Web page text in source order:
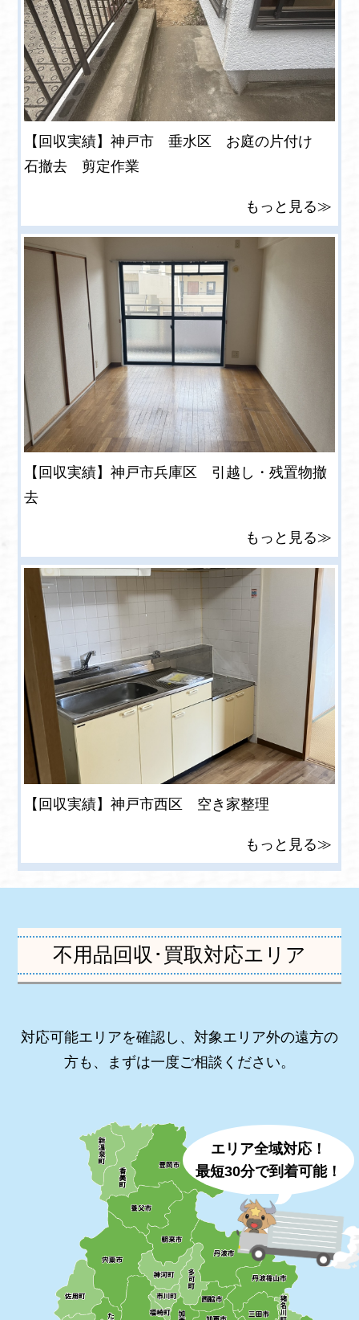
【回収実績】神戸市 垂水区 お庭の片付け
石撤去 剪定作業
もっと見る≫
【回収実績】神戸市兵庫区 引越し・残置物撤
去
もっと見る≫
【回収実績】神戸市西区 空き家整理
もっと見る≫
不用品回収･買取対応エリア
対応可能エリアを確認し、対象エリア外の遠方の
方も、まずは一度ご相談ください。
エリア全域対応！
最短30分で到着可能！